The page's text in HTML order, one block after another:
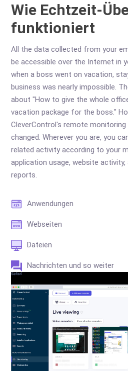
Wie Echtzeit-
funktioniert
All the data collected from your
be accessible over the Internet in
when a boss went on vacation,
business was nearly impossible.
about "How to give the whole
vacation package for the boss."
CleverControl's remote
changed. Wherever you are, you
related activity according to your
application usage, website activity,
reports.
Anwendungen
Webseiten
Dateien
Nachrichten und so weiter